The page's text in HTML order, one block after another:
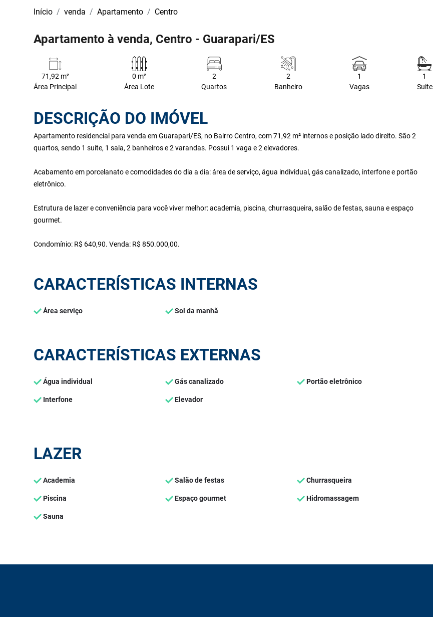
Início venda Apartamento Centro
Apartamento à venda, Centro - Guarapari/ES
71,92 m²
Área Principal
0 m²
Área Lote
2
Quartos
2
Banheiro
1
Vagas
1
Suite
DESCRIÇÃO DO IMÓVEL
Apartamento residencial para venda em Guarapari/ES, no Bairro Centro, com 71,92 m² internos e posição lado direito. São 2
quartos, sendo 1 suíte, 1 sala, 2 banheiros e 2 varandas. Possui 1 vaga e 2 elevadores.
Acabamento em porcelanato e comodidades do dia a dia: área de serviço, água individual, gás canalizado, interfone e portão
eletrônico.
Estrutura de lazer e conveniência para você viver melhor: academia, piscina, churrasqueira, salão de festas, sauna e espaço
gourmet.
Condomínio: R$ 640,90. Venda: R$ 850.000,00.
CARACTERÍSTICAS INTERNAS
Área serviço Sol da manhã
CARACTERÍSTICAS EXTERNAS
Água individual Gás canalizado Portão eletrônico
Interfone Elevador
LAZER
Academia Salão de festas Churrasqueira
Piscina Espaço gourmet Hidromassagem
Sauna